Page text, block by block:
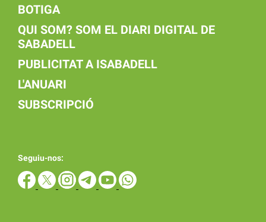
BOTIGA
QUI SOM? SOM EL DIARI DIGITAL DE
SABADELL
PUBLICITAT A ISABADELL
L'ANUARI
SUBSCRIPCIÓ
Seguiu-nos: